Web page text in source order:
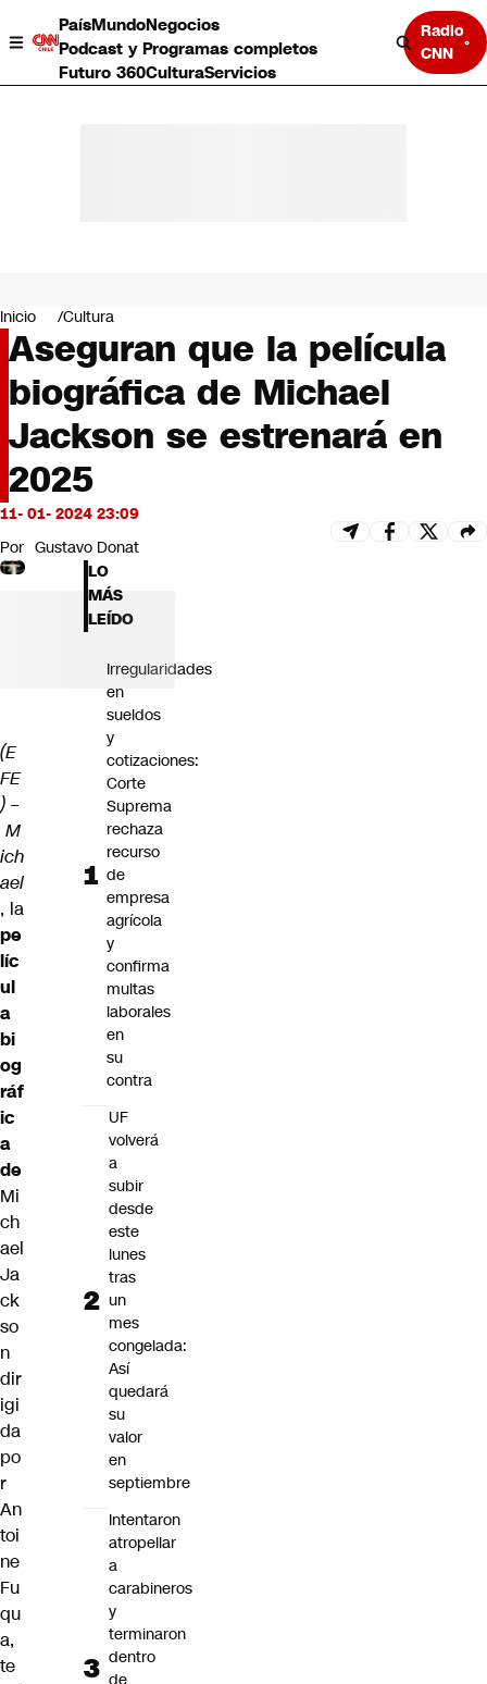
PaísMundoNegocios
Podcast y Programas completos
Futuro 360CulturaServicios
Radio
CNN
Negocios
Deportes
Programas completos
Cultura
Servicios
Bits
CNN tiempo
Futuro 360
Inicio Cultura
Aseguran que la película
biográfica de Michael
Jackson se estrenará en
2025
11- 01- 2024 23:09
Por Gustavo Donat
(E
FE
) –
M
ich
ael
, la
pe
líc
ul
a
bi
og
ráf
ic
a
de
Mi
ch
ael
Ja
ck
so
n
dir
igi
da
po
r
An
toi
ne
Fu
qu
a,
te
LO
MÁS
LEÍDO
Irregularidades
en
sueldos
y
cotizaciones:
Corte
Suprema
rechaza
recurso
de
empresa
agrícola
y
confirma
multas
laborales
en
su
contra
UF
volverá
a
subir
desde
este
lunes
tras
un
mes
congelada:
Así
quedará
su
valor
en
septiembre
Intentaron
atropellar
a
carabineros
y
terminaron
dentro
de